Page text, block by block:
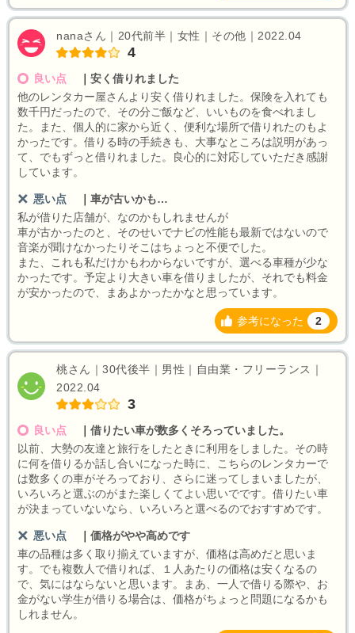
nanaさん｜20代前半｜女性｜その他｜2022.04
4
良い点
安く借りれました
他のレンタカー屋さんより安く借りれました。保険を入れても
数千円だったので、その分ご飯など、いいものを食べれまし
た。また、個人的に家から近く、便利な場所で借りれたのもよ
かったです。借りる時の手続きも、大事なところは説明があっ
て、でもずっと借りれました。良心的に対応していただき感謝
しています。
悪い点
車が古いかも…
私が借りた店舗が、なのかもしれませんが
車が古かったのと、そのせいでナビの性能も最新ではないので
音楽が聞けなかったりそこはちょっと不便でした。
また、これも私だけかもわからないですが、選べる車種が少な
かったです。予定より大きい車を借りましたが、それでも料金
が安かったので、まあよかったかなと思っています。
参考になった 2
桃さん｜30代後半｜男性｜自由業・フリーランス｜
2022.04
3
良い点
借りたい車が数多くそろっていました。
以前、大勢の友達と旅行をしたときに利用をしました。その時
に何を借りるか話し合いになった時に、こちらのレンタカーで
は数多くの車がそろっており、さらに迷ってしまいましたが、
いろいろと選ぶのがまた楽しくてよい思いでです。借りたい車
が決まっていないなら、いろいろと選べるのでおすすめです。
悪い点
価格がやや高めです
車の品種は多く取り揃えていますが、価格は高めだと思いま
す。でも複数人で借りれば、１人あたりの価格は安くなるの
で、気にはならないと思います。まあ、一人で借りる際や、お
金がない学生が借りる場合は、価格がちょっと問題になるかも
しれません。